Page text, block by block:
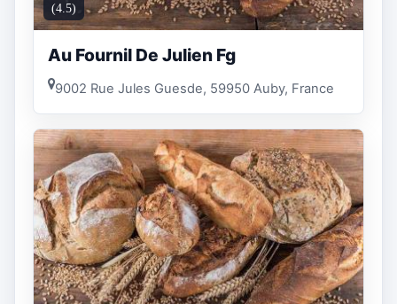
(4.5)
Au Fournil De Julien Fg
9002 Rue Jules Guesde, 59950 Auby, France